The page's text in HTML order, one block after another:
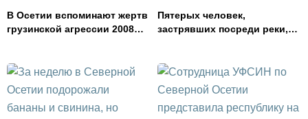
В Осетии вспоминают жертв
грузинской агрессии 2008
Пятерых человек,
застрявших посреди реки,